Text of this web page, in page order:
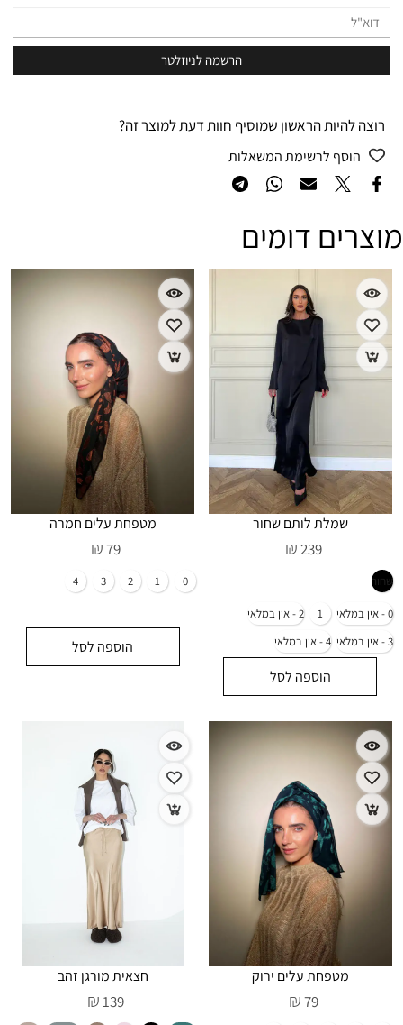
רוצה להיות הראשון שמוסיף חוות דעת למוצר זה?
הוסף לרשימת המשאלות
מוצרים דומים
שמלת לותם שחור
₪239
הוספה לסל
מטפחת עלים חמרה
₪79
הוספה לסל
מטפחת עלים ירוק
₪79
חצאית מורגן זהב
₪139